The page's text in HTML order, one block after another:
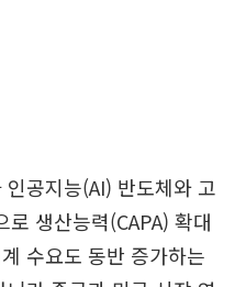
공지능(AI) 반도체와 고
생산능력(CAPA) 확대
수요도 동반 증가하는